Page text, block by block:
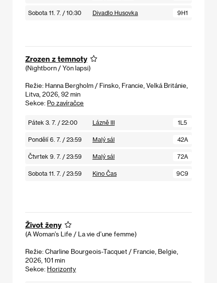
Sobota 11. 7. / 10:30 Divadlo Husovka 9H1
Zrozen z temnoty
(Nightborn / Yön lapsi)
Režie: Hanna Bergholm / Finsko, Francie, Velká Británie,
Litva, 2026, 92 min
Sekce: Po zavíračce
Pátek 3. 7. / 22:00 Lázně III 1L5
Pondělí 6. 7. / 23:59 Malý sál 42A
Čtvrtek 9. 7. / 23:59 Malý sál 72A
Sobota 11. 7. / 23:59 Kino Čas 9C9
Život ženy
(A Woman’s Life / La vie d’une femme)
Režie: Charline Bourgeois-Tacquet / Francie, Belgie,
2026, 101 min
Sekce: Horizonty